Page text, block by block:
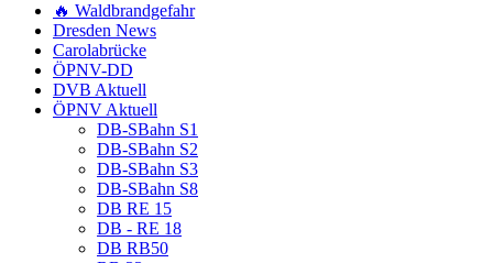
🔥 Waldbrandgefahr
Dresden News
Carolabrücke
ÖPNV-DD
DVB Aktuell
ÖPNV Aktuell
DB-SBahn S1
DB-SBahn S2
DB-SBahn S3
DB-SBahn S8
DB RE 15
DB - RE 18
DB RB50